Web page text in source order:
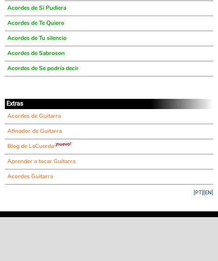
Acordes de Si Pudiera
Acordes de Te Quiero
Acordes de Tu silencio
Acordes de Sabroson
Acordes de Se podría decir
Extras
Acordes de Guitarra
Afinador de Guitarra
Blog de LaCuerda ¡nuevo!
Aprender a tocar Guitarra
Acordes Guitarra
[EN]
[PT]